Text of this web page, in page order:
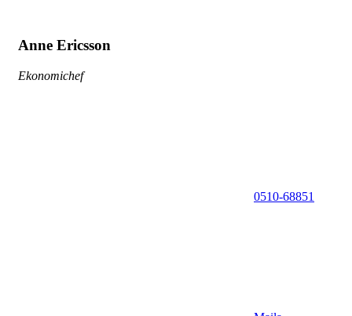
Anne Ericsson
Ekonomichef
0510-68851